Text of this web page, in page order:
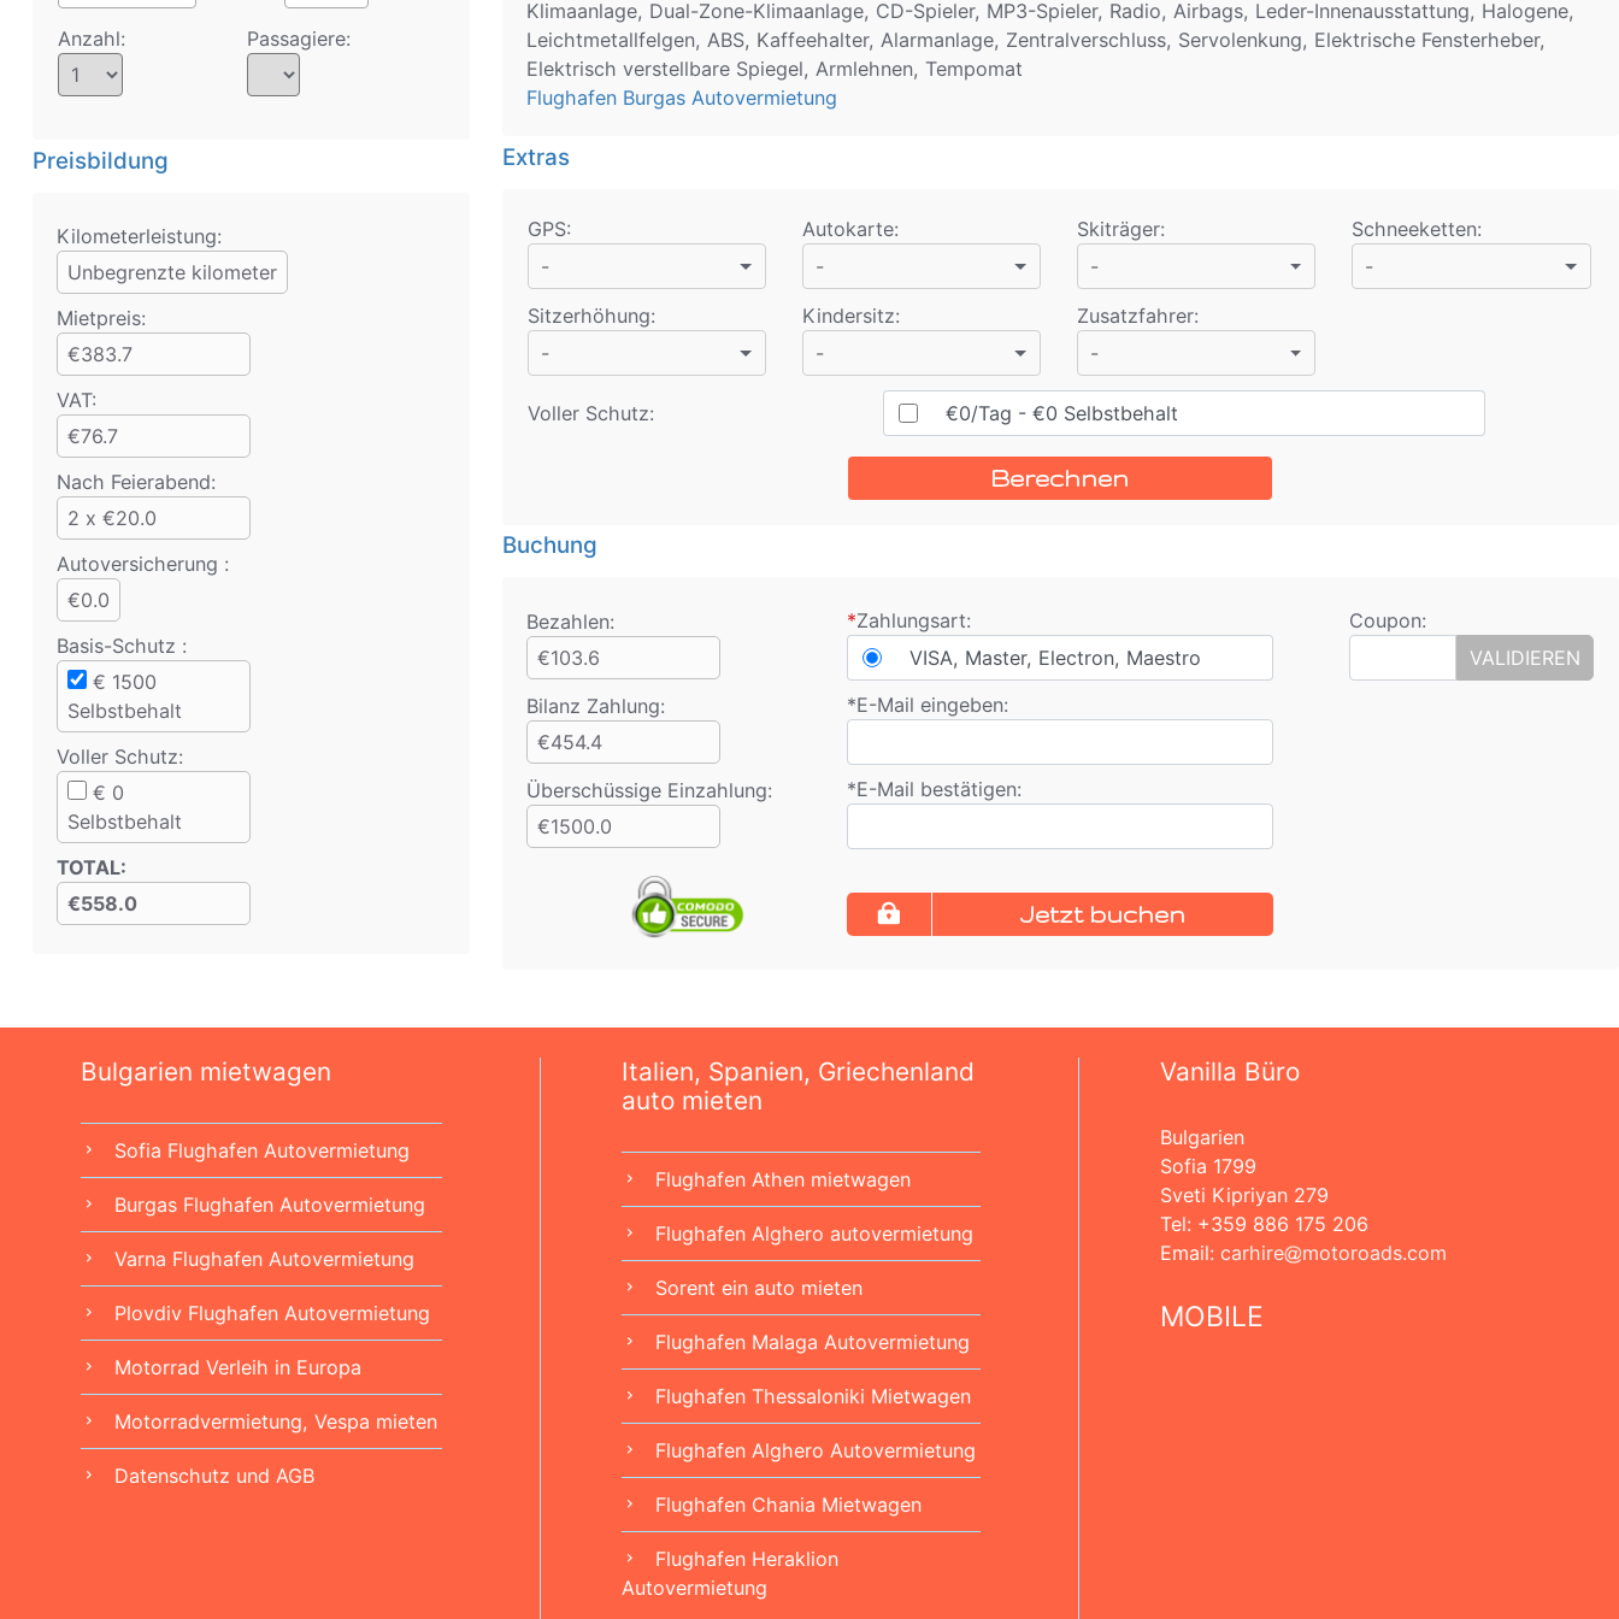
Anzahl: Passagiere:
Preisbildung
Kilometerleistung:
Unbegrenzte kilometer
Mietpreis:
€383.7
VAT:
€76.7
Nach Feierabend:
2 x €20.0
Auto­versicherung :
€0.0
Basis-Schutz :
€ 1500
Selbstbehalt
Voller Schutz:
€ 0
Selbstbehalt
TOTAL:
€558.0
Klimaanlage, Dual-Zone-Klimaanlage, CD-Spieler, MP3-Spieler, Radio, Airbags, Leder-Innenausstattung, Halogene,
Leichtmetallfelgen, ABS, Kaffeehalter, Alarmanlage, Zentralverschluss, Servolenkung, Elektrische Fensterheber,
Elektrisch verstellbare Spiegel, Armlehnen, Tempomat
Flughafen Burgas Autovermietung
Extras
GPS:
-
Autokarte:
-
Skiträger:
-
Schneeketten:
-
Sitzerhöhung:
-
Kindersitz:
-
Zusatzfahrer:
-
Voller Schutz: €0/Tag - €0 Selbstbehalt
Berechnen
Buchung
Bezahlen:
€103.6
*Zahlungsart:
VISA, Master, Electron, Maestro
Coupon:
VALIDIEREN
Bilanz Zahlung:
€454.4
*E-Mail eingeben:
Überschüssige Einzahlung:
€1500.0
*E-Mail bestätigen:
Jetzt buchen
Bulgarien mietwagen
chevron_right Sofia Flughafen Autovermietung
chevron_right Burgas Flughafen Autovermietung
chevron_right Varna Flughafen Autovermietung
chevron_right Plovdiv Flughafen Autovermietung
chevron_right Motorrad Verleih in Europa
chevron_right Motorradvermietung, Vespa mieten
chevron_right Datenschutz und AGB
Italien, Spanien, Griechenland
auto mieten
chevron_right Flughafen Athen mietwagen
chevron_right Flughafen Alghero autovermietung
chevron_right Sorent ein auto mieten
chevron_right Flughafen Malaga Autovermietung
chevron_right Flughafen Thessaloniki Mietwagen
chevron_right Flughafen Alghero Autovermietung
chevron_right Flughafen Chania Mietwagen
chevron_right
Flughafen Heraklion
Autovermietung
Vanilla Büro
Bulgarien
Sofia 1799
Sveti Kipriyan 279
Tel: +359 886 175 206
Еmail:carhire motoroads.com
MOBILE